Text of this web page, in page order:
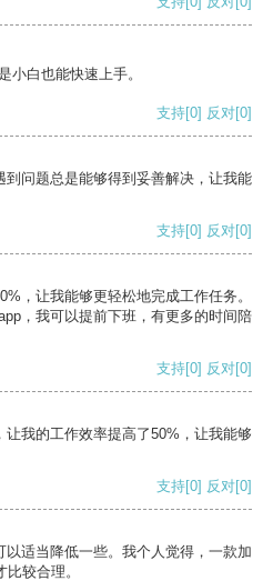
小白也能快速上手。
支持[0] 反对[0]
问题总是能够得到妥善解决，让我能
支持[0] 反对[0]
，让我能够更轻松地完成工作任务。
，我可以提前下班，有更多的时间陪
支持[0] 反对[0]
我的工作效率提高了50%，让我能够
支持[0] 反对[0]
适当降低一些。我个人觉得，一款加
较合理。